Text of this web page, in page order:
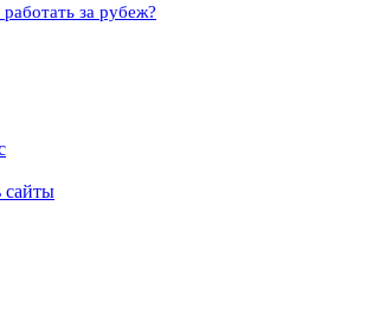
за рубеж?
сайты